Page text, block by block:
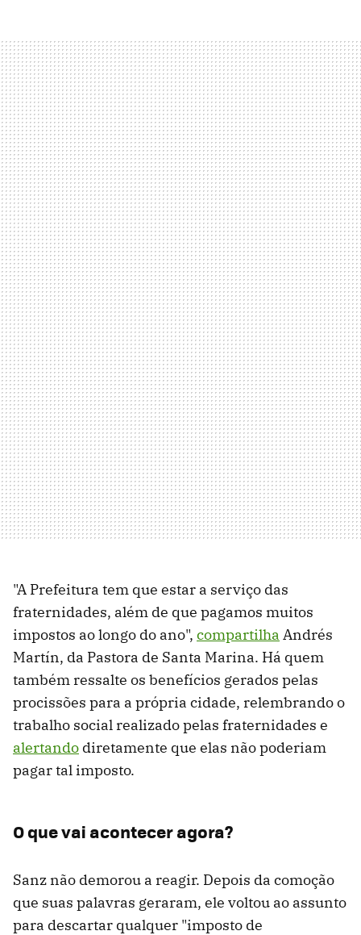
"A Prefeitura tem que estar a serviço das
fraternidades, além de que pagamos muitos
impostos ao longo do ano", compartilha Andrés
Martín, da Pastora de Santa Marina. Há quem
também ressalte os benefícios gerados pelas
procissões para a própria cidade, relembrando o
trabalho social realizado pelas fraternidades e
alertando diretamente que elas não poderiam
pagar tal imposto.
O que vai acontecer agora?
Sanz não demorou a reagir. Depois da comoção
que suas palavras geraram, ele voltou ao assunto
para descartar qualquer "imposto de